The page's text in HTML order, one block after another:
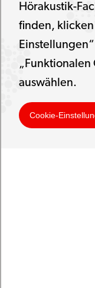
Hörakustik-
finden, klicken
„Funktionalen
auswählen.
Cookie-